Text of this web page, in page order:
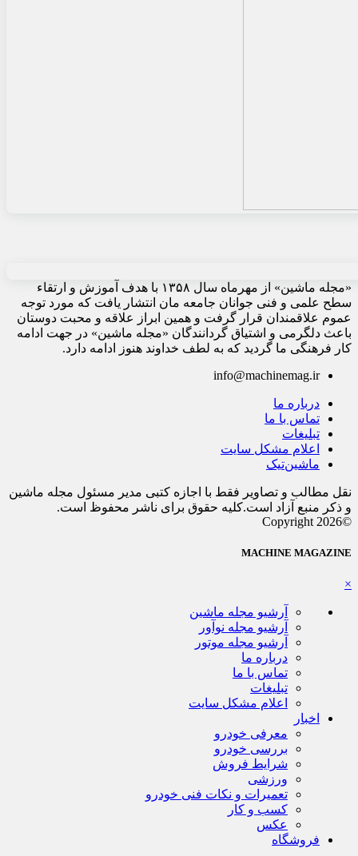
«مجله ماشین» از مهرماه سال ۱۳۵۸ با هدف آموزش و ارتقاء
سطح علمی و فنی جوانان جامعه مان انتشار یافت که مورد توجه
عموم علاقمندان قرار گرفت و همین ابراز علاقه و محبت دوستان
باعث دلگرمی و اشتیاق گردانندگان «مجله ماشین» در جهت ادامه
کار فرهنگی ما گردید که به لطف خداوند هنوز ادامه دارد.
info@machinemag.ir
درباره ما
تماس با ما
تبلیغات
اعلام مشکل سایت
ماشین‌تیک
نقل مطالب و تصاویر فقط با اجازه کتبی مدیر مسئول مجله ماشین
و ذکر منبع آزاد است.کلیه حقوق برای ناشر محفوظ است.
©Copyright 2026
MACHINE MAGAZINE
×
آرشیو مجله ماشین
آرشیو مجله نوآور
آرشیو مجله موتور
درباره ما
تماس با ما
تبلیغات
اعلام مشکل سایت
اخبار
معرفی خودرو
بررسی خودرو
شرایط فروش
ورزشی
تعمیرات و نکات فنی خودرو
کسب و کار
عکس
فروشگاه